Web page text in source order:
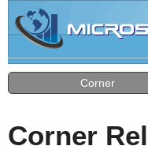
Corner
Corner